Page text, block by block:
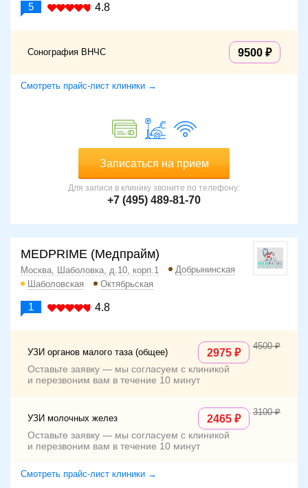
5 4.8
Сонография ВНЧС 9500
Смотреть прайс-лист клиники →
Записаться на прием
Для записи в клинику звоните по телефону:
+7 (495) 489-81-70
MEDPRIME (Медпрайм)
Москва, Шаболовка, д.10, корп.1
Добрынинская
Шаболовская
Октябрьская
1 4.8
УЗИ органов малого таза (общее) 2975
4500
Оставьте заявку — мы согласуем с клиникой
и перезвоним вам в течение 10 минут
УЗИ молочных желез 2465
3100
Оставьте заявку — мы согласуем с клиникой
и перезвоним вам в течение 10 минут
Смотреть прайс-лист клиники →